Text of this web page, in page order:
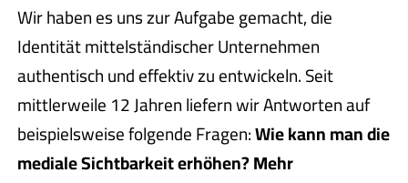
Wir haben es uns zur Aufgabe gemacht, die
Identität mittelständischer Unternehmen
authentisch und effektiv zu entwickeln. Seit
mittlerweile 12 Jahren liefern wir Antworten auf
beispielsweise folgende Fragen:Wie kann man die
mediale Sichtbarkeit erhöhen? Mehr